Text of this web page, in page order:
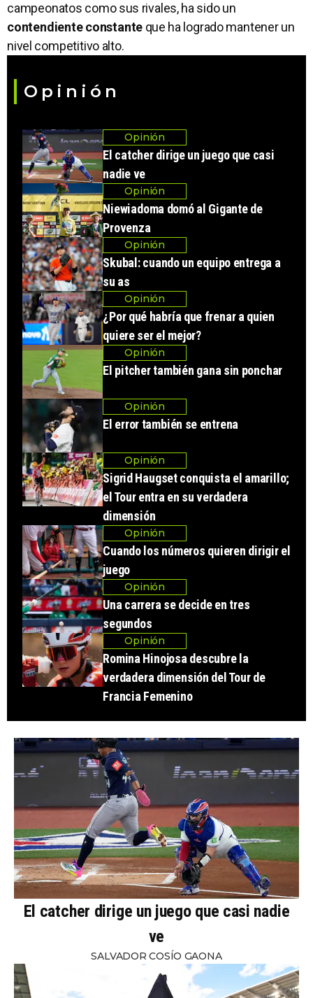
campeonatos como sus rivales, ha sido un
contendiente constante que ha logrado mantener un
nivel competitivo alto.
Opinión
Opinión
El catcher dirige un juego que casi
nadie ve
Opinión
Niewiadoma domó al Gigante de
Provenza
Opinión
Skubal: cuando un equipo entrega a
su as
Opinión
¿Por qué habría que frenar a quien
quiere ser el mejor?
Opinión
El pitcher también gana sin ponchar
Opinión
El error también se entrena
Opinión
Sigrid Haugset conquista el amarillo;
el Tour entra en su verdadera
dimensión
Opinión
Cuando los números quieren dirigir el
juego
Opinión
Una carrera se decide en tres
segundos
Opinión
Romina Hinojosa descubre la
verdadera dimensión del Tour de
Francia Femenino
El catcher dirige un juego que casi nadie
ve
SALVADOR COSÍO GAONA